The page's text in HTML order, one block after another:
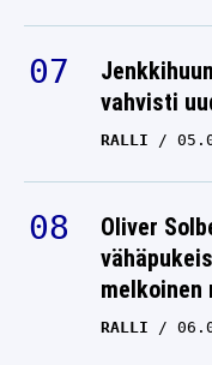
vahvisti
RALLI
Oliver
melkoinen
RALLI